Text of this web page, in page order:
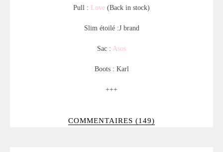
Pull : Love (Back in stock)
Slim étoilé :J brand
Sac : Asos
Boots : Karl
+++
COMMENTAIRES (149)